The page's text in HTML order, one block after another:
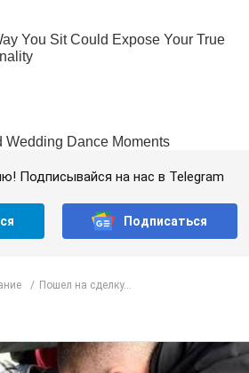
Подписывайся на нас в Telegram
Подписаться
Пошел на сделку...